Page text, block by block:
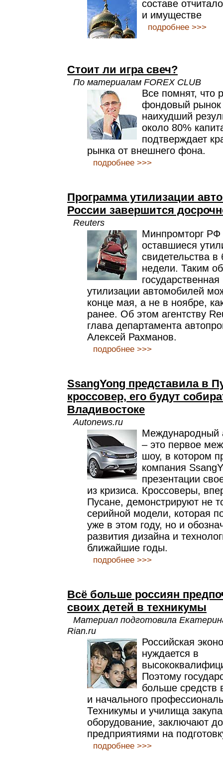
составе
и имуществе
подробнее >>>
Стоит ли игра свеч?
По материалам FOREX CLUB
Все помнят, что
фондовый рынок
наихудший
около 80%
подтверждает
рынка от внешнего фона.
подробнее >>>
Программа утилизации
России завершится
Reuters
Минпромторг РФ
оставшиеся
свидетельства
недели. Таким
утилизации автомобилей
конце мая, а не в ноябре,
ранее. Об этом агентству
глава департамента
Алексей Рахманов.
подробнее >>>
SsangYong представила в
кроссовер, его будут
Владивостоке
Autonews.ru
Международный
– это первое
шоу, в котором
компания
презентации
из кризиса. Кроссоверы,
Пусане, демонстрируют не
серийной модели, которая
уже в этом году, но и
развития дизайна и
ближайшие годы.
подробнее >>>
Всё больше россиян
своих детей в техникумы
Материал подготовила
Rian.ru
Российская
нуждается в
Поэтому
больше средств
и начального
Техникумы и училища
оборудование, заключают
предприятиями на
подробнее >>>